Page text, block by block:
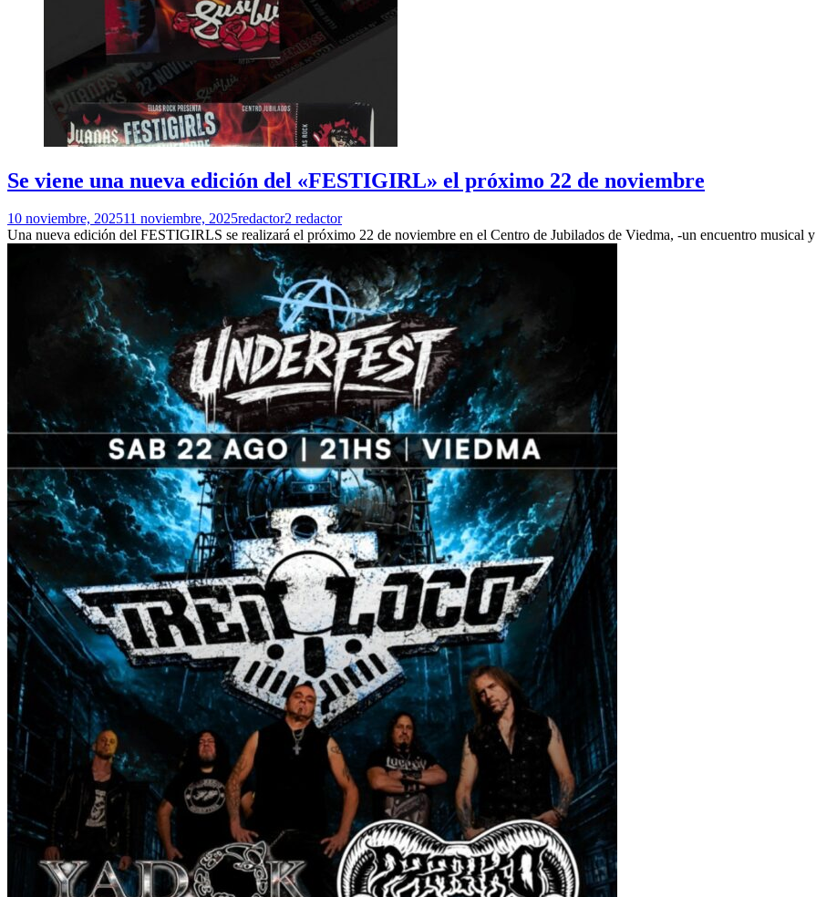
Se viene una nueva edición del «FESTIGIRL» el próximo 22 de noviembre
10 noviembre, 202511 noviembre, 2025redactor2 redactor
Una nueva edición del FESTIGIRLS se realizará el próximo 22 de noviembre en el Centro de Jubilados de Viedma, -un encuentro musical y